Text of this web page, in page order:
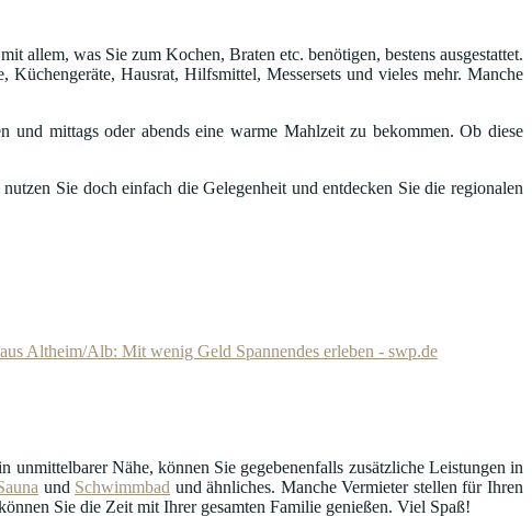
allem, was Sie zum Kochen, Braten etc. benötigen, bestens ausgestattet.
Hausrat, Hilfsmittel, Messersets und vieles mehr. Manche
und mittags oder abends eine warme Mahlzeit zu bekommen. Ob diese
Sie doch einfach die Gelegenheit und entdecken Sie die regionalen
Altheim/Alb: Mit wenig Geld Spannendes erleben - swp.de
unmittelbarer Nähe, können Sie gegebenenfalls zusätzliche Leistungen in
und Schwimmbad und ähnliches. Manche Vermieter stellen für Ihren
Sie die Zeit mit Ihrer gesamten Familie genießen. Viel Spaß!